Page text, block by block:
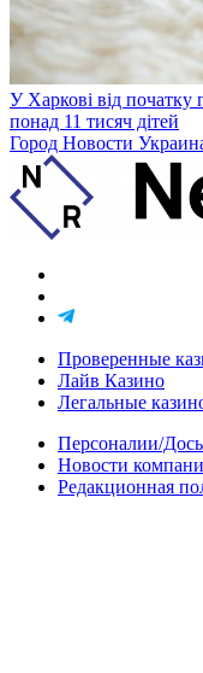
У Харкові від початку
понад 11 тисяч дітей
Город Новости
Проверенные
Лайв Казино
Легальные
Персоналии/
Новости
Редакционная